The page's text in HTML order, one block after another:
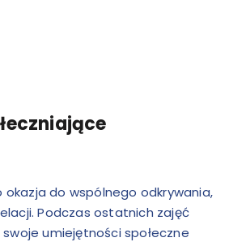
do wspólnego odkrywania,
Podczas ostatnich zajęć
umiejętności społeczne